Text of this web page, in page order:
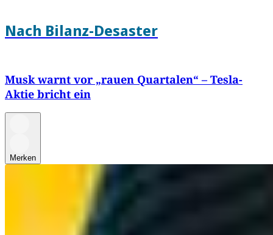
Nach Bilanz-Desaster
Musk warnt vor „rauen Quartalen“ – Tesla-
Aktie bricht ein
Merken